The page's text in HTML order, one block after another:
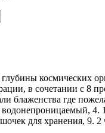
глубины космических
в сочетании с 8
блаженства где
для хранения, 9. 2